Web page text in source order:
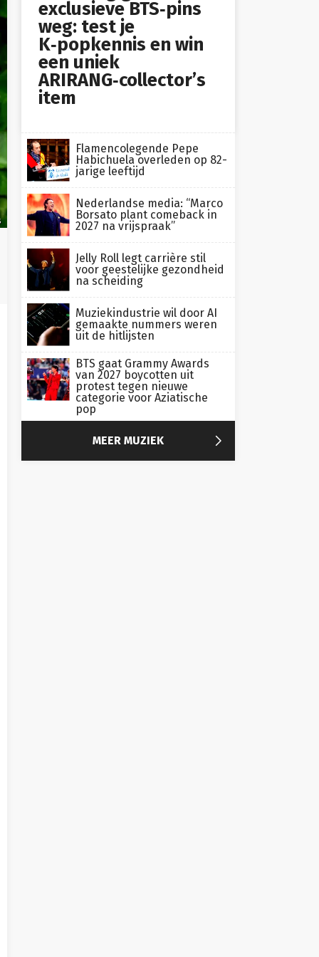
exclusieve BTS‑pins
weg: test je
K‑popkennis en win
een uniek
ARIRANG‑collector’s
item
Flamencolegende Pepe
Habichuela overleden op 82-
jarige leeftijd
Nederlandse media: “Marco
Borsato plant comeback in
2027 na vrijspraak”
Jelly Roll legt carrière stil
voor geestelijke gezondheid
na scheiding
Muziekindustrie wil door AI
gemaakte nummers weren
uit de hitlijsten
BTS gaat Grammy Awards
van 2027 boycotten uit
protest tegen nieuwe
categorie voor Aziatische
pop
MEER MUZIEK 